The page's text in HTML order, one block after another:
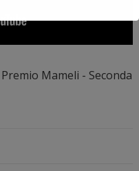
Mameli - Seconda